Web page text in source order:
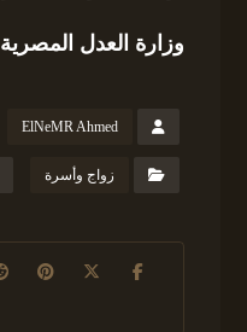
وزارة العدل المصرية
ElNeMR Ahmed
زواج وأسرة